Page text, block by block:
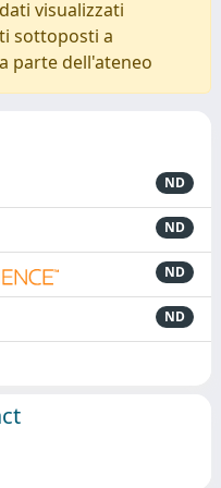
visualizzati
sottoposti a
parte dell'ateneo
ND
ND
ND
ND